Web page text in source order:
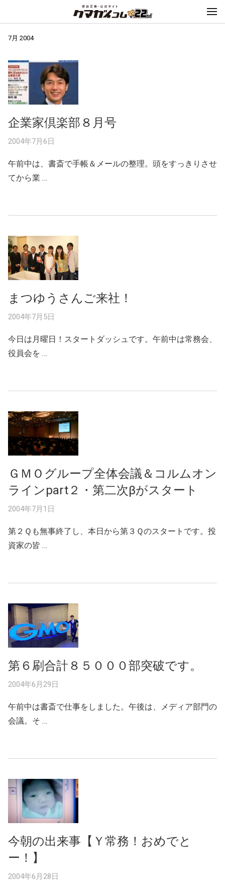
7月 2004
企業家倶楽部８月号
2004年7月6日
午前中は、書斎で手帳＆メールの整理。頭をすっきりさせ
てから業 …
まつゆうさんご来社！
2004年7月5日
今日は月曜日！スタートダッシュです。午前中は常務会、
役員会を …
ＧＭＯグループ全体会議＆コルムオン
ラインpart２・第二次βがスタート
2004年7月1日
第２Ｑも無事終了し、本日から第３Ｑのスタートです。投
資家の皆 …
第６刷合計８５０００部突破です。
2004年6月29日
午前中は書斎で仕事をしました。午後は、メディア部門の
会議。そ …
今朝の出来事【Ｙ常務！おめでと
ー！】
2004年6月28日